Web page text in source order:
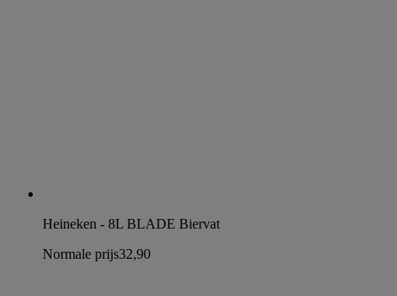
Heineken - 8L BLADE Biervat
Normale prijs32,90